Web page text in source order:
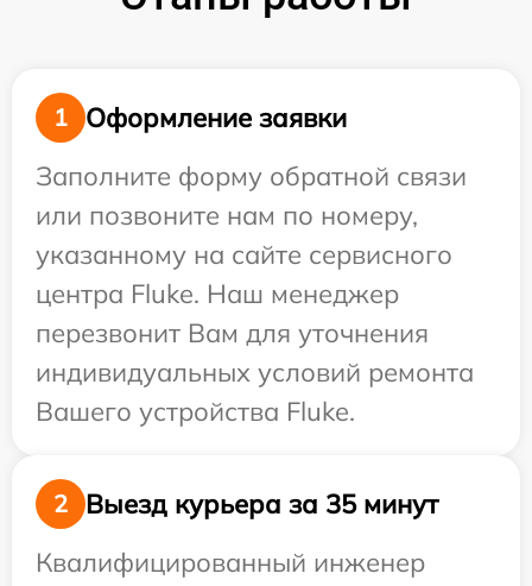
1
Оформление заявки
Заполните форму обратной связи
или позвоните нам по номеру,
указанному на сайте сервисного
центра Fluke. Наш менеджер
перезвонит Вам для уточнения
индивидуальных условий ремонта
Вашего устройства Fluke.
2
Выезд курьера за 35 минут
Квалифицированный инженер